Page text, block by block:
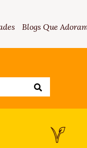
Blogs Que